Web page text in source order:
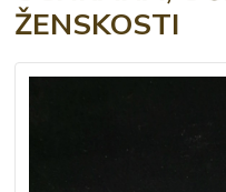
ŽENSKOSTI